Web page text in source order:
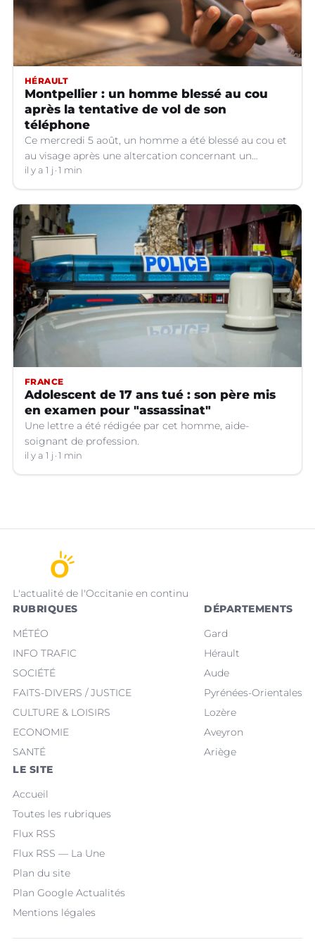
HÉRAULT
Montpellier : un homme blessé au cou
après la tentative de vol de son
téléphone
Ce mercredi 5 août, un homme a été blessé au cou et
au visage après une altercation concernant un
téléphone portable à Montpellier (Hérault).
il y a 1 j 1 min
FRANCE
Adolescent de 17 ans tué : son père mis
en examen pour "assassinat"
Une lettre a été rédigée par cet homme, aide-
soignant de profession.
il y a 1 j 1 min
L'actualité de l'Occitanie en continu
RUBRIQUES
MÉTÉO
INFO TRAFIC
SOCIÉTÉ
FAITS-DIVERS / JUSTICE
CULTURE & LOISIRS
ECONOMIE
SANTÉ
DÉPARTEMENTS
Gard
Hérault
Aude
Pyrénées-Orientales
Lozère
Aveyron
Ariège
LE SITE
Accueil
Toutes les rubriques
Flux RSS
Flux RSS — La Une
Plan du site
Plan Google Actualités
Mentions légales